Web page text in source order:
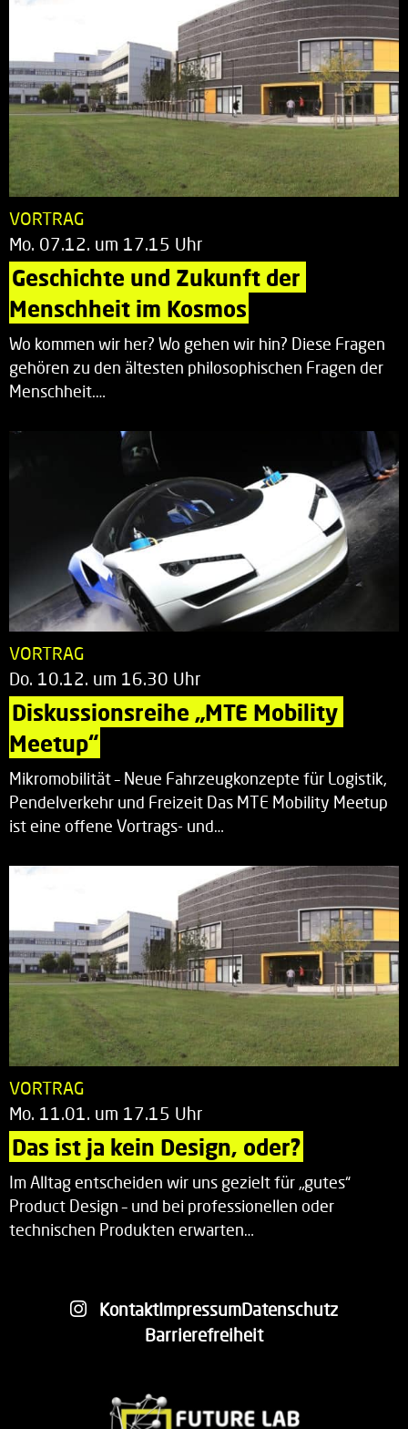
VORTRAG
Mo. 07.12. um 17.15 Uhr
Geschichte und Zukunft der
Menschheit im Kosmos
Wo kommen wir her? Wo gehen wir hin? Diese Fragen
gehören zu den ältesten philosophischen Fragen der
Menschheit.…
VORTRAG
Do. 10.12. um 16.30 Uhr
Diskussionsreihe „MTE Mobility
Meetup“
Mikromobilität – Neue Fahrzeugkonzepte für Logistik,
Pendelverkehr und Freizeit Das MTE Mobility Meetup
ist eine offene Vortrags- und…
VORTRAG
Mo. 11.01. um 17.15 Uhr
Das ist ja kein Design, oder?
Im Alltag entscheiden wir uns gezielt für „gutes“
Product Design – und bei professionellen oder
technischen Produkten erwarten…
KontaktImpressumDatenschutz
Barrierefreiheit